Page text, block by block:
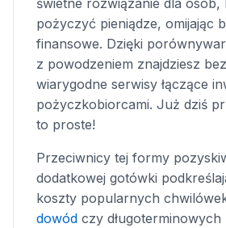
świetne rozwiązanie dla osób,
pożyczyć pieniądze, omijając
finansowe. Dzięki
z powodzeniem znajdziesz
wiarygodne serwisy łączące
pożyczkobiorcami. Już dziś
to proste!
Przeciwnicy tej formy
dodatkowej gotówki
koszty popularnych
dowód czy